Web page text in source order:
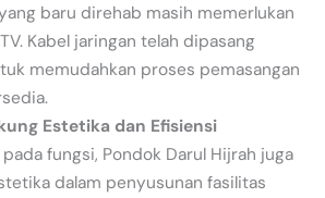
baru direhab masih memerlukan
Kabel jaringan telah dipasang
memudahkan proses pemasangan
Estetika dan Efisiensi
fungsi, Pondok Darul Hijrah juga
dalam penyusunan fasilitas